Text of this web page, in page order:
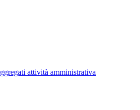
attività amministrativa